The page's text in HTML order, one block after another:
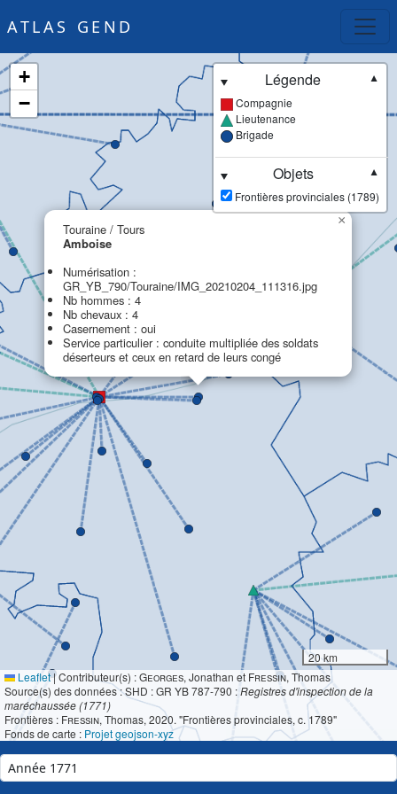
ATLAS GEND
Touraine / Tours
Amboise
Numérisation :
GR_YB_790/Touraine/IMG_20210204_111316.jpg
Nb hommes : 4
Nb chevaux : 4
Casernement : oui
Service particulier : conduite multipliée des soldats
déserteurs et ceux en retard de leurs congé
×
+
−
Légende
▼
Compagnie
Lieutenance
Brigade
Objets
▼
Frontières provinciales (1789)
20 km
Leaflet|Contributeur(s) :Georges, Jonathan et Fressin, Thomas
Source(s) des données : SHD : GR YB 787-790 :Registres d'inspection de la
maréchaussée (1771)
Frontières : Fressin, Thomas, 2020. "Frontières provinciales, c. 1789"
Fonds de carte : Projet geojson-xyz